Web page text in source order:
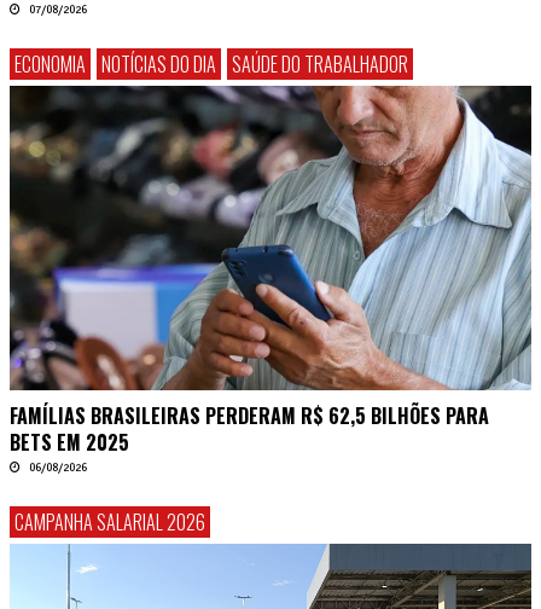
07/08/2026
ECONOMIA NOTÍCIAS DO DIA SAÚDE DO TRABALHADOR
FAMÍLIAS BRASILEIRAS PERDERAM R$ 62,5 BILHÕES PARA
BETS EM 2025
06/08/2026
CAMPANHA SALARIAL 2026